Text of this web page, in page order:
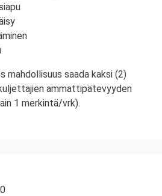
mahdollisuus saada kaksi (2)
ammattipätevyyden
1 merkintä/vrk).